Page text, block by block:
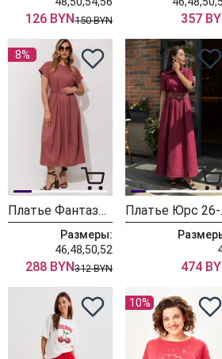
126 BYN150 BYN 357
8%
Платье Фантазия Мод 5451
Размеры:
46,48,50,52
288 BYN312 BYN 474
10%